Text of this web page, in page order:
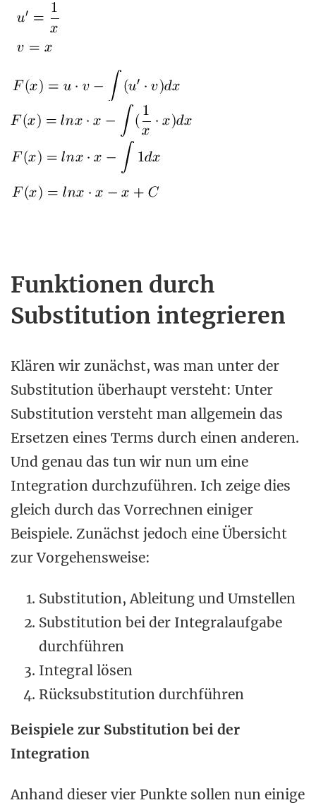
Funktionen durch
Substitution integrieren
Klären wir zunächst, was man unter der
Substitution überhaupt versteht: Unter
Substitution versteht man allgemein das
Ersetzen eines Terms durch einen anderen.
Und genau das tun wir nun um eine
Integration durchzuführen. Ich zeige dies
gleich durch das Vorrechnen einiger
Beispiele. Zunächst jedoch eine Übersicht
zur Vorgehensweise:
Substitution, Ableitung und Umstellen
Substitution bei der Integralaufgabe
durchführen
Integral lösen
Rücksubstitution durchführen
Beispiele zur Substitution bei der
Integration
Anhand dieser vier Punkte sollen nun einige